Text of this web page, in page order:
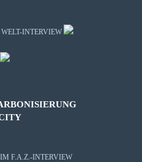
INTERVIEW
F.A.Z.-INTERVIEW